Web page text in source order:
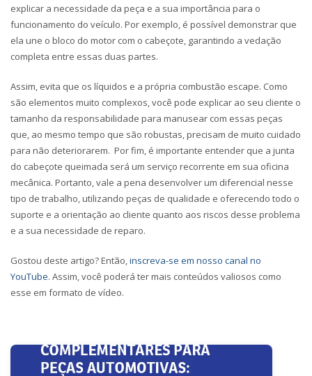
explicar a necessidade da peça e a sua importância para o
funcionamento do veículo. Por exemplo, é possível demonstrar que
ela une o bloco do motor com o cabeçote, garantindo a vedação
completa entre essas duas partes.
Assim, evita que os líquidos e a própria combustão escape. Como
são elementos muito complexos, você pode explicar ao seu cliente o
tamanho da responsabilidade para manusear com essas peças
que, ao mesmo tempo que são robustas, precisam de muito cuidado
para não deteriorarem. Por fim, é importante entender que a junta
do cabeçote queimada será um serviço recorrente em sua oficina
mecânica. Portanto, vale a pena desenvolver um diferencial nesse
tipo de trabalho, utilizando peças de qualidade e oferecendo todo o
suporte e a orientação ao cliente quanto aos riscos desse problema
e a sua necessidade de reparo.
Gostou deste artigo? Então,inscreva-se em nosso canal no
YouTube. Assim, você poderá ter mais conteúdos valiosos como
esse em formato de vídeo.